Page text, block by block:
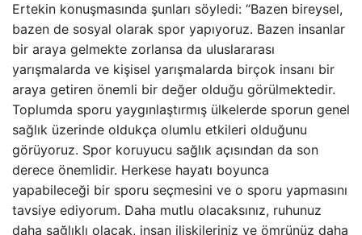
Ertekin konuşmasında şunları söyledi: “Bazen bireysel,
bazen de sosyal olarak spor yapıyoruz. Bazen insanlar
bir araya gelmekte zorlansa da uluslararası
yarışmalarda ve kişisel yarışmalarda birçok insanı bir
araya getiren önemli bir değer olduğu görülmektedir.
Toplumda sporu yaygınlaştırmış ülkelerde sporun genel
sağlık üzerinde oldukça olumlu etkileri olduğunu
görüyoruz. Spor koruyucu sağlık açısından da son
derece önemlidir. Herkese hayatı boyunca
yapabileceği bir sporu seçmesini ve o sporu yapmasını
tavsiye ediyorum. Daha mutlu olacaksınız, ruhunuz
daha sağlıklı olacak, insan ilişkileriniz ve ömrünüz daha